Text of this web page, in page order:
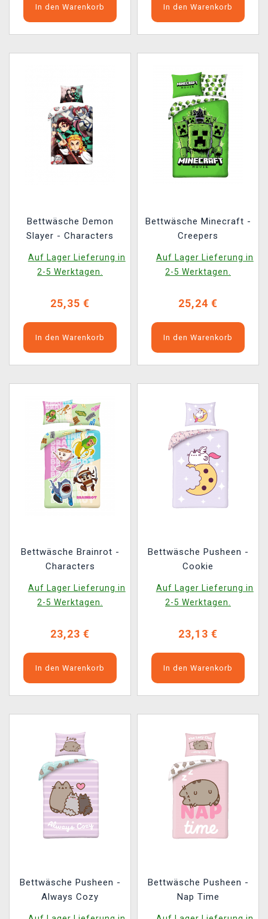
In den Warenkorb In den Warenkorb
Bettwäsche Demon
Slayer - Characters
Auf Lager Lieferung in
2-5 Werktagen.
25,35 €
In den Warenkorb
Bettwäsche Minecraft -
Creepers
Auf Lager Lieferung in
2-5 Werktagen.
25,24 €
In den Warenkorb
Bettwäsche Brainrot -
Characters
Auf Lager Lieferung in
2-5 Werktagen.
23,23 €
In den Warenkorb
Bettwäsche Pusheen -
Cookie
Auf Lager Lieferung in
2-5 Werktagen.
23,13 €
In den Warenkorb
Bettwäsche Pusheen -
Always Cozy
Bettwäsche Pusheen -
Nap Time